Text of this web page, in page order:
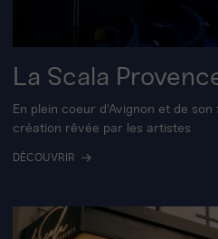
La Scala
En plein coeur d'Avignon et de
création rêvée par les artistes
DÉCOUVRIR